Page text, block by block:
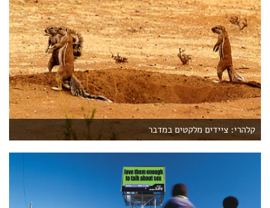
קלהרי: ציידים מלקטים במדבר